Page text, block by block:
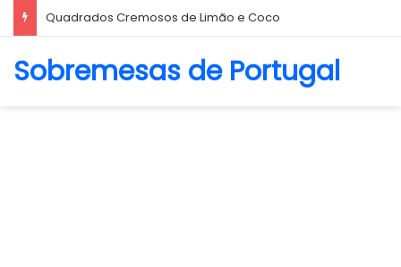
Biscoito Amanteigado
Sobremesas de Portugal